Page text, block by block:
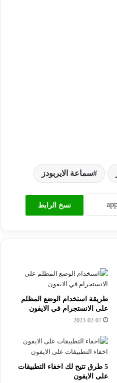
سماعة الايربودز
نسخ الرابط
طريقة استخدام الوضع المظلم
على الانستجرام في الايفون
2023-02-07
5 طرق تتيح لك اخفاء التطبيقات
على الايفون